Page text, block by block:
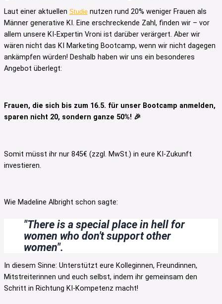
Laut einer aktuellen Studie nutzen rund 20% weniger Frauen als
Männer generative KI. Eine erschreckende Zahl, finden wir – vor
allem unsere KI-Expertin Vroni ist darüber verärgert. Aber wir
wären nicht das KI Marketing Bootcamp, wenn wir nicht dagegen
ankämpfen würden! Deshalb haben wir uns ein besonderes
Angebot überlegt:
Frauen, die sich bis zum 16.5. für unser Bootcamp anmelden,
sparen nicht 20, sondern ganze 50%! 🎉
Somit müsst ihr nur 845€ (zzgl. MwSt.) in eure KI-Zukunft
investieren.
Wie Madeline Albright schon sagte:
"There is a special place in hell for
women who don't support other
women".
In diesem Sinne: Unterstützt eure Kolleginnen, Freundinnen,
Mitstreiterinnen und euch selbst, indem ihr gemeinsam den
Schritt in Richtung KI-Kompetenz macht!